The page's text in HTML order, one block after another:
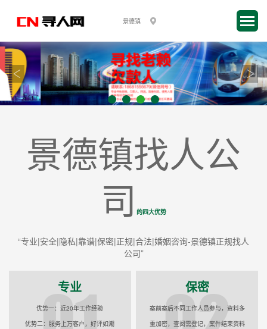
景德镇找人公
司 的四大优势
“专业|安全|隐私|靠谱|保密|正规|合法|婚姻咨询-景德镇正规找人
公司”
专业
优势一：近20年工作经验
优势二：服务上万客户，好评如潮
保密
案前案后不同工作人员参与，资料多
重加密，查阅需登记，案件结束资料